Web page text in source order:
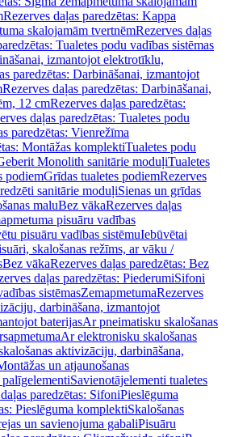
Rezerves daļas paredzētas: Kappa
skalojamām tvertnēmRezerves daļas
Tualetes podu vadības sistēmas
izmantojot elektrotīklu,
paredzētas: Darbināšanai, izmantojot
Rezerves daļas paredzētas: Darbināšanai,
12 cmRezerves daļas paredzētas:
daļas paredzētas: Tualetes podu
paredzētas: Vienrežīma
Montāžas komplektiTualetes podu
Monolith sanitārie moduļiTualetes
podiemGrīdas tualetes podiemRezerves
sanitārie moduļiSienas un grīdas
maluBez vākaRezerves daļas
pisuāru vadības
pisuāru vadības sistēmuIebūvētai
skalošanas režīms, ar vāku /
Bez vākaRezerves daļas paredzētas: Bez
daļas paredzētas: PiederumiSifoni
sistēmasZemapmetumaRezerves
darbināšana, izmantojot
baterijasAr pneimatisku skalošanas
Ar elektronisku skalošanas
aktivizāciju, darbināšana,
un atjaunošanas
Savienotājelementi tualetes
paredzētas: SifoniPieslēguma
Pieslēguma komplektiSkalošanas
un savienojuma gabaliPisuāru